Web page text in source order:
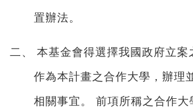
置辦法。
二、 本基金會得選擇我國政府立案
作為本計畫之合作大學，辦理
相關事宜。 前項所稱之合作大